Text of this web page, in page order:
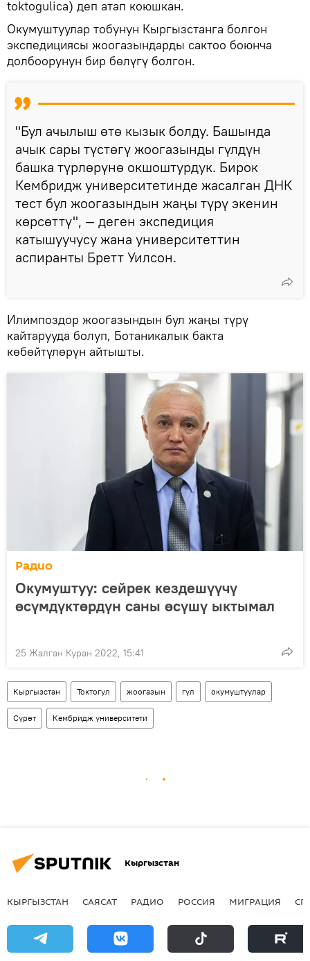
toktogulica) деп атап коюшкан.
Окумуштуулар тобунун Кыргызстанга болгон
экспедициясы жоогазындарды сактоо боюнча
долбоорунун бир бөлүгү болгон.
"Бул ачылыш өтө кызык болду. Башында
ачык сары түстөгү жоогазынды гүлдүн
башка түрлөрүнө окшоштурдук. Бирок
Кембридж университетинде жасалган ДНК
тест бул жоогазындын жаңы түрү экенин
көрсөттү", — деген экспедиция
катышуучусу жана университеттин
аспиранты Бретт Уилсон.
Илимпоздор жоогазындын бул жаңы түрү
кайтарууда болуп, Ботаникалык бакта
көбөйтүлөрүн айтышты.
Радио
Окумуштуу: сейрек кездешүүчү
өсүмдүктөрдүн саны өсүшү ыктымал
25 Жалган Куран 2022, 15:41
Кыргызстан Токтогул жоогазын гүл окумуштуулар
Сүрөт Кембридж университети
Кыргызстан
КЫРГЫЗСТАН САЯСАТ РАДИО РОССИЯ МИГРАЦИЯ